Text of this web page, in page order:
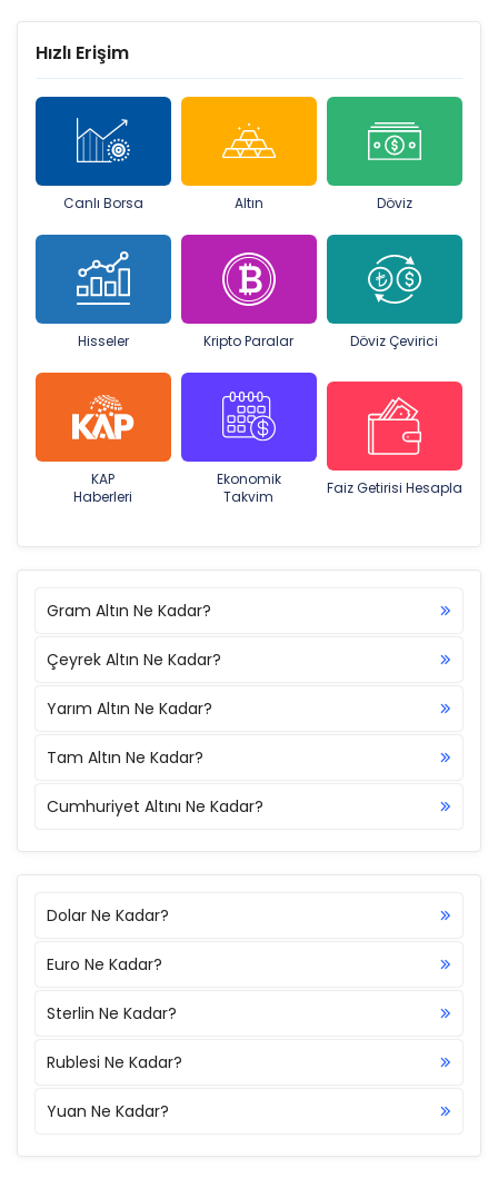
Hızlı Erişim
Canlı Borsa Altın Döviz
Hisseler Kripto Paralar Döviz Çevirici
KAP
Haberleri
Ekonomik
Takvim
Faiz Getirisi Hesapla
Gram Altın Ne Kadar?
Çeyrek Altın Ne Kadar?
Yarım Altın Ne Kadar?
Tam Altın Ne Kadar?
Cumhuriyet Altını Ne Kadar?
Dolar Ne Kadar?
Euro Ne Kadar?
Sterlin Ne Kadar?
Rublesi Ne Kadar?
Yuan Ne Kadar?